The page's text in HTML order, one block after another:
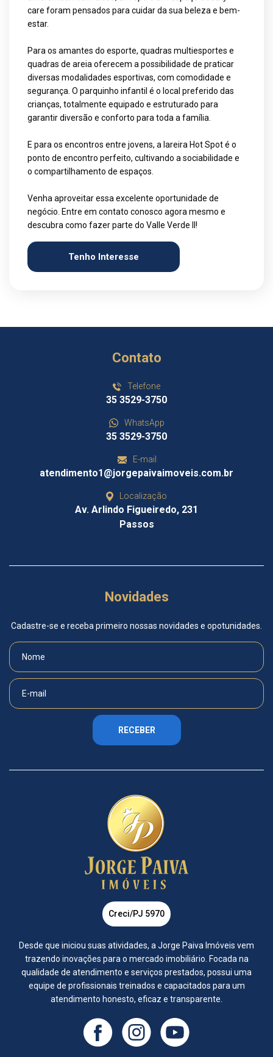
care foram pensados para cuidar da sua beleza e bem-
estar.
Para os amantes do esporte, quadras multiesportes e
quadras de areia oferecem a possibilidade de praticar
diversas modalidades esportivas, com comodidade e
segurança. O parquinho infantil é o local preferido das
crianças, totalmente equipado e estruturado para
garantir diversão e conforto para toda a família.
E para os encontros entre jovens, a lareira Hot Spot é o
ponto de encontro perfeito, cultivando a sociabilidade e
o compartilhamento de espaços.
Venha aproveitar essa excelente oportunidade de
negócio. Entre em contato conosco agora mesmo e
descubra como fazer parte do Valle Verde II!
Tenho Interesse
Contato
Telefone
35 3529-3750
WhatsApp
35 3529-3750
E-mail
atendimento1@jorgepaivaimoveis.com.br
Localização
Av. Arlindo Figueiredo, 231
Passos
Novidades
Cadastre-se e receba primeiro nossas novidades e opotunidades.
RECEBER
Creci/PJ 5970
Desde que iniciou suas atividades, a Jorge Paiva Imóveis vem
trazendo inovações para o mercado imobiliário. Focada na
qualidade de atendimento e serviços prestados, possui uma
equipe de profissionais treinados e capacitados para um
atendimento honesto, eficaz e transparente.